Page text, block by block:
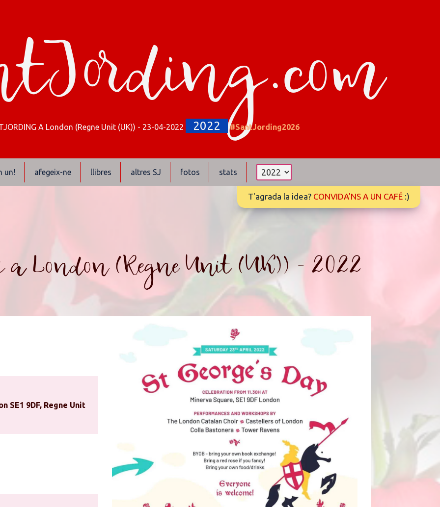
A London (Regne Unit (UK)) - 23-04-2022 2022 #SantJording2026
un! afegeix-ne llibres altres SJ fotos stats
T'agrada la idea? CONVIDA'NS A UN CAFÉ :)
London (Regne Unit (UK)) - 2022
SE1 9DF, Regne Unit